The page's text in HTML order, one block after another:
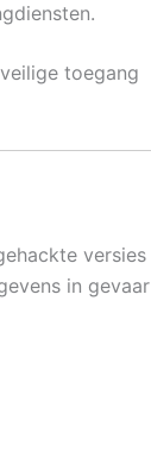
toegang
versies
in gevaar